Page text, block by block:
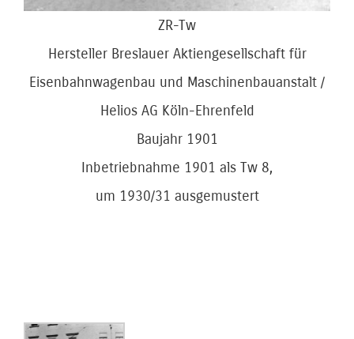
ZR-Tw
Hersteller Breslauer Aktiengesellschaft für
Eisenbahnwagenbau und Maschinenbauanstalt /
Helios AG Köln-Ehrenfeld
Baujahr 1901
Inbetriebnahme 1901 als Tw 8,
um 1930/31 ausgemustert